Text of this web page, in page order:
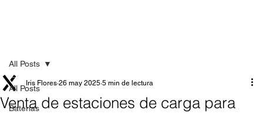
All Posts
Baterías
All Posts
Venta de estaciones de carga para
Iris Flores 26 may 2025 5 min de lectura